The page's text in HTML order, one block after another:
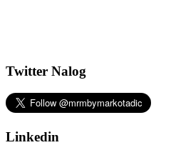
Twitter Nalog
Linkedin